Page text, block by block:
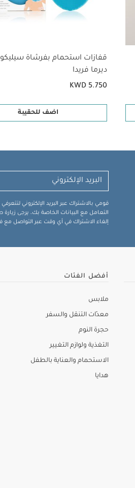
قفازات استحمام بفرشاة
ديرما فريدا
KWD 5.750
اضف للحقيبة
قومي بالاشتراك عبر البريد الإلكتروني
التعامل مع البيانات الخاصة بك، يرجى
إلغاء الاشتراك في أي وقت عبر التواصل مع
أفضل الفئات
ملابس
معدّات التنقل والسفر
حجرة النوم
التغذية ولوازم التغيير
الاستحمام والعناية بالطفل
هدايا